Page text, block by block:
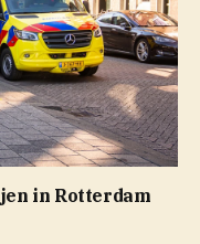
in Rotterdam